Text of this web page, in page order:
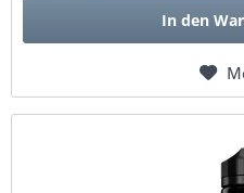
In den